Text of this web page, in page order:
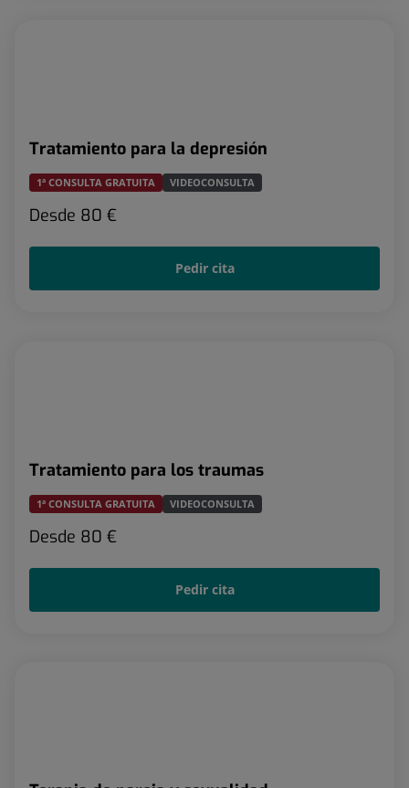
Tratamiento para la depresión
1ª CONSULTA GRATUITA VIDEOCONSULTA
Desde 80 €
Pedir cita
Tratamiento para los traumas
1ª CONSULTA GRATUITA VIDEOCONSULTA
Desde 80 €
Pedir cita